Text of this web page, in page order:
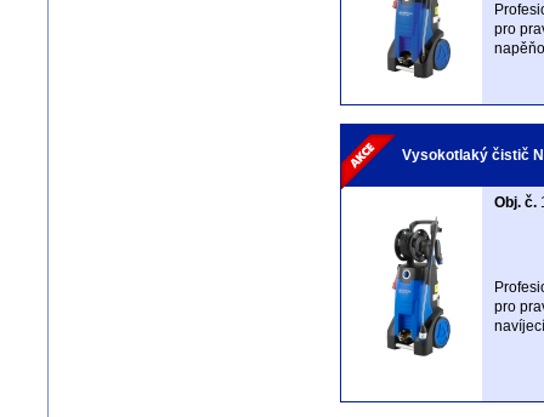
pro
Vysokotlaký čistič
Obj. č.
pro